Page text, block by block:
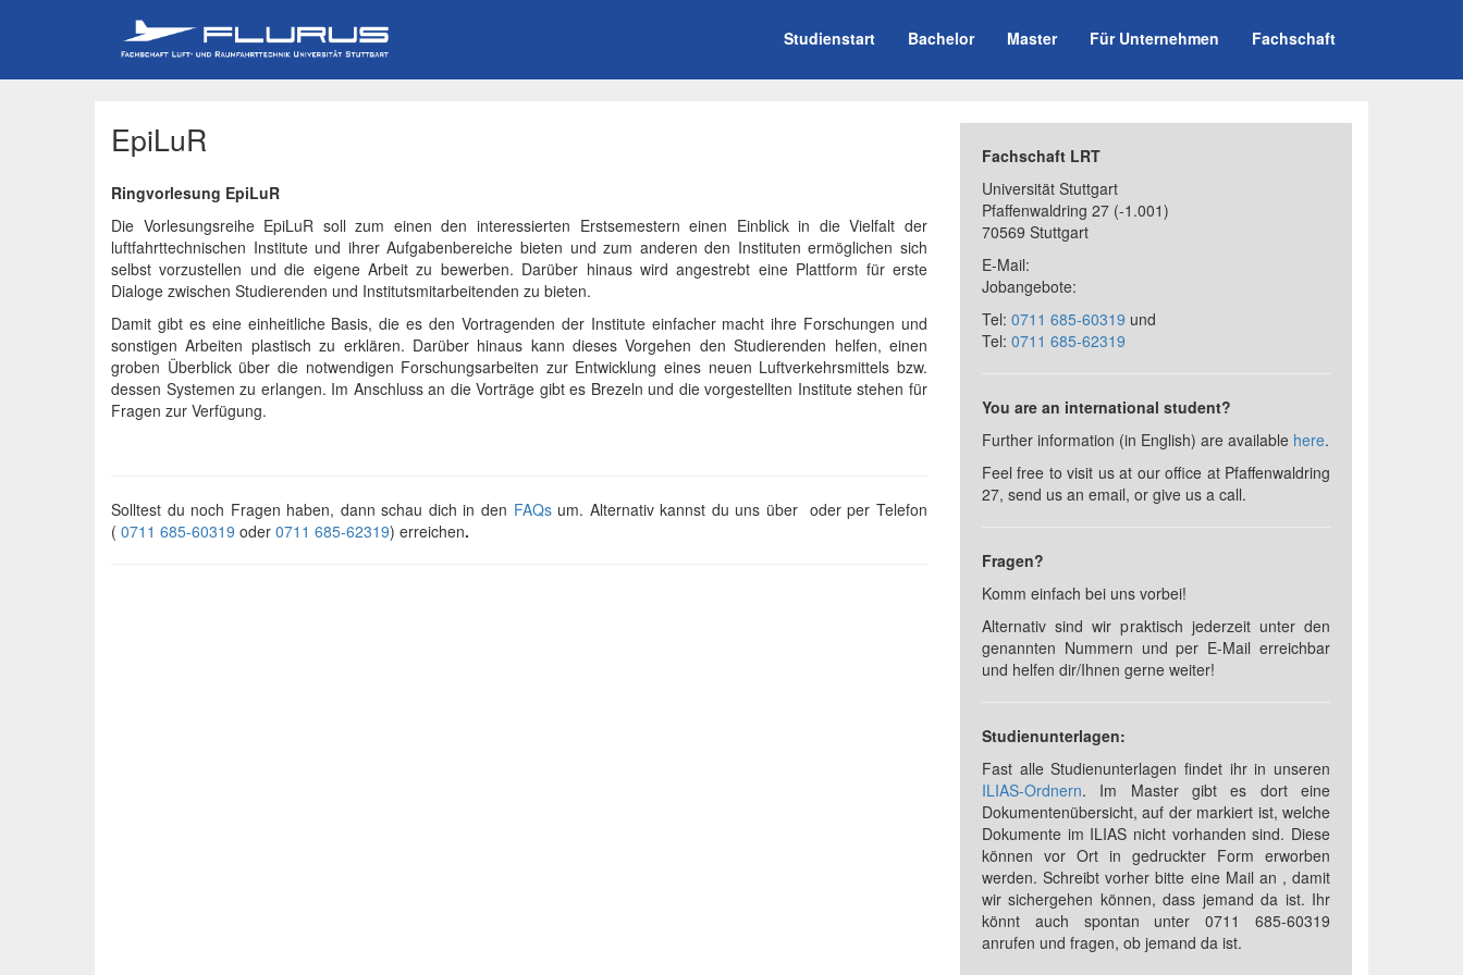
Studienstart Bachelor Master Für Unternehmen Fachschaft
EpiLuR
Ringvorlesung EpiLuR
Die Vorlesungsreihe EpiLuR soll zum einen den interessierten Erstsemestern einen Einblick in die Vielfalt der
luftfahrttechnischen Institute und ihrer Aufgabenbereiche bieten und zum anderen den Instituten ermöglichen sich
selbst vorzustellen und die eigene Arbeit zu bewerben. Darüber hinaus wird angestrebt eine Plattform für erste
Dialoge zwischen Studierenden und Institutsmitarbeitenden zu bieten.
Damit gibt es eine einheitliche Basis, die es den Vortragenden der Institute einfacher macht ihre Forschungen und
sonstigen Arbeiten plastisch zu erklären. Darüber hinaus kann dieses Vorgehen den Studierenden helfen, einen
groben Überblick über die notwendigen Forschungsarbeiten zur Entwicklung eines neuen Luftverkehrsmittels bzw.
dessen Systemen zu erlangen. Im Anschluss an die Vorträge gibt es Brezeln und die vorgestellten Institute stehen für
Fragen zur Verfügung.
Solltest du noch Fragen haben, dann schau dich in den FAQsum. Alternativ kannst du uns über oder per Telefon
( 0711 685-60319 oder 0711 685-62319) erreichen.
Fachschaft LRT
Universität Stuttgart
Pfaffenwaldring 27 (-1.001)
70569 Stuttgart
E-Mail:
Jobangebote:
Tel: 0711 685-60319 und
Tel: 0711 685-62319
You are an international student?
Further information (in English) are available here.
Feel free to visit us at our office at Pfaffenwaldring
27, send us an email, or give us a call.
Fragen?
Komm einfach bei uns vorbei!
Alternativ sind wir praktisch jederzeit unter den
genannten Nummern und per E-Mail erreichbar
und helfen dir/Ihnen gerne weiter!
Studienunterlagen:
Fast alle Studienunterlagen findet ihr in unseren
ILIAS-Ordnern. Im Master gibt es dort eine
Dokumentenübersicht, auf der markiert ist, welche
Dokumente im ILIAS nicht vorhanden sind. Diese
können vor Ort in gedruckter Form erworben
werden. Schreibt vorher bitte eine Mail an , damit
wir sichergehen können, dass jemand da ist. Ihr
könnt auch spontan unter 0711 685-60319
anrufen und fragen, ob jemand da ist.